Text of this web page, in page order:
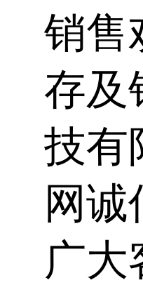
销售
存及
技有
网
广大